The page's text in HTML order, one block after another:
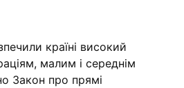
країні високий
малим і середнім
Закон про прямі